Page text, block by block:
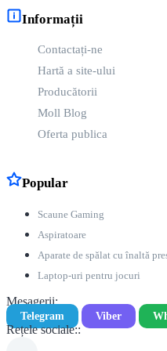
profesională a țesăturilor
Market și găsiți produsul perfect
cerințele. Alegeți dintr-o
Informații
Contactați-ne
Hartă a site-ului
Producătorii
Moll Blog
Oferta publica
Popular
Scaune Gaming
Aspiratoare
Aparate de spălat cu înaltă
Laptop-uri pentru jocuri
Mesagerii:
Telegram Viber
Rețele sociale::